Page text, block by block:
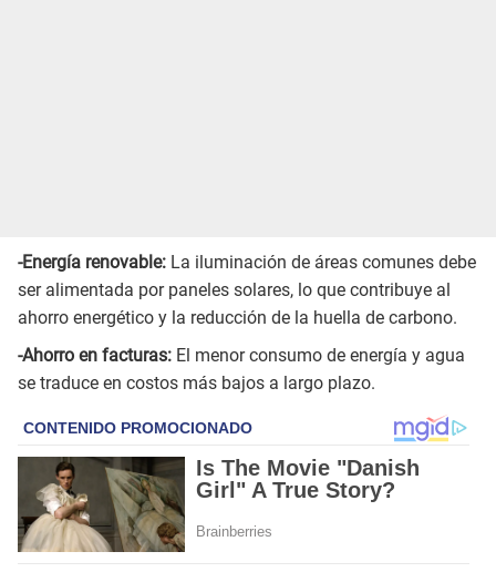
-Energía renovable: La iluminación de áreas comunes debe
ser alimentada por paneles solares, lo que contribuye al
ahorro energético y la reducción de la huella de carbono.
-Ahorro en facturas: El menor consumo de energía y agua
se traduce en costos más bajos a largo plazo.